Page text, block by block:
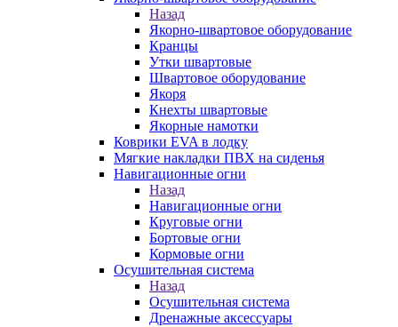
Назад
Якорно-швартовое оборудование
Кранцы
Утки швартовые
Швартовое оборудование
Якоря
Кнехты швартовые
Якорные намотки
Коврики EVA в лодку
Мягкие накладки ПВХ на сиденья
Навигационные огни
Назад
Навигационные огни
Круговые огни
Бортовые огни
Кормовые огни
Осушительная система
Назад
Осушительная система
Дренажные аксессуары